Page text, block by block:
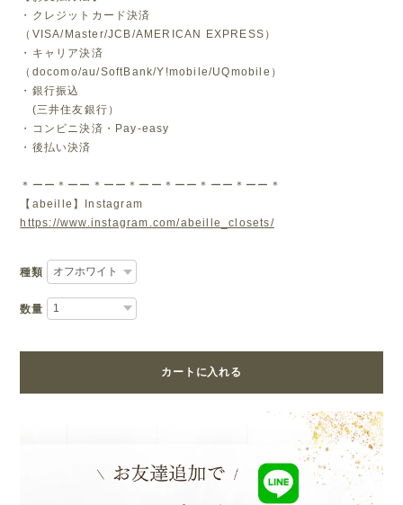
・クレジットカード決済
（VISA/Master/JCB/AMERICAN EXPRESS）
・キャリア決済
（docomo/au/SoftBank/Y!mobile/UQmobile）
・銀行振込
(三井住友銀行）
・コンビニ決済・Pay-easy
・後払い決済
＊ーー＊ーー＊ーー＊ーー＊ーー＊ーー＊ーー＊
【abeille】Instagram
https://www.instagram.com/abeille_closets/
種類
数量
カートに入れる